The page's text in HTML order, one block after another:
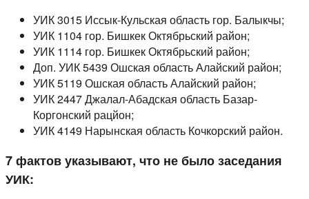
УИК 3015 Иссык-Кульская область гор. Балыкчы;
УИК 1104 гор. Бишкек Октябрьский район;
УИК 1114 гор. Бишкек Октябрьский район;
Доп. УИК 5439 Ошская область Алайский район;
УИК 5119 Ошская область Алайский район;
УИК 2447 Джалал-Абадская область Базар-
Коргонский рацйон;
УИК 4149 Нарынская область Кочкорский район.
7 фактов указывают, что не было заседания
УИК: